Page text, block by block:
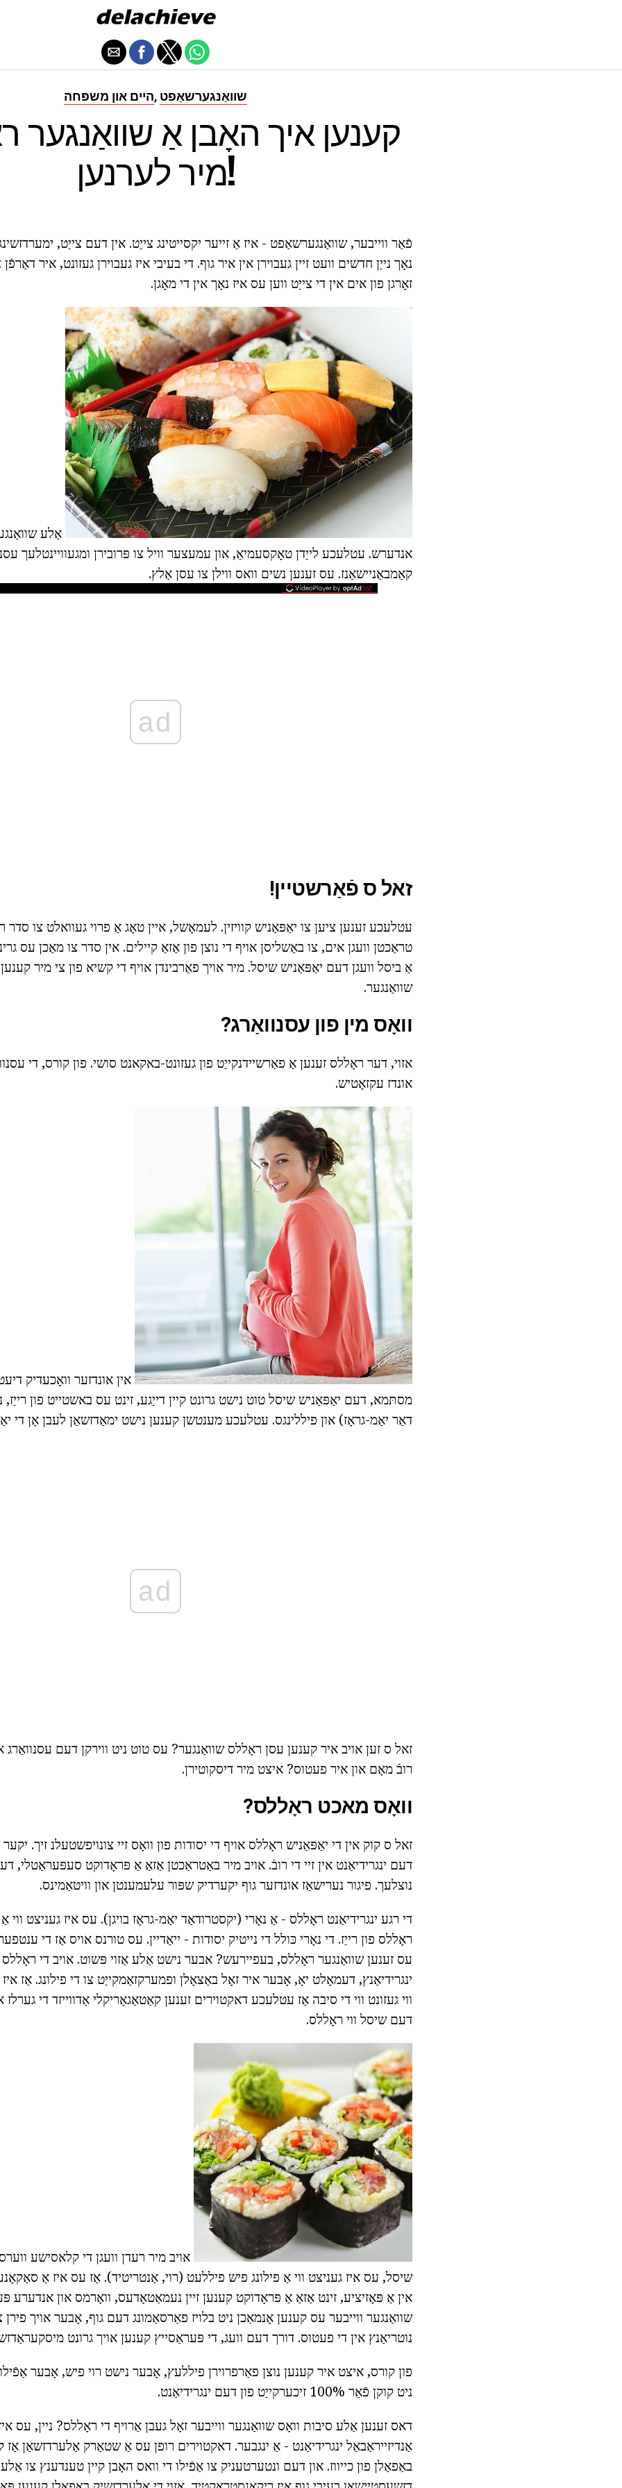
היים און משפּחה, שוואַנגערשאַפט
קענען איך האָבן אַ שוואַנגער
מיר לערנען!
פֿאַר ווייבער, שוואַנגערשאַפט - איז אַ זייער יקסייטינג צייַט. אין דעם צייַט,
נאָך נייַן חדשים וועט זיין געבוירן אין איר גוף. די בעיבי איז געבוירן געזונט, איר
זאָרגן פון אים אין די צייַט ווען עס איז נאָך אין די מאָגן.
אַלע
אנדערש. עטלעכע לייַדן טאָקסעמיאַ, און עמעצער וויל צו פּרובירן ומגעוויינטלעך
קאַמבאַניישאַנז. עס זענען נשים וואס ווילן צו עסן אַלץ.
ad
זאל ס פֿאַרשטיין!
עטלעכע זענען ציען צו יאַפּאַניש קוויזין. לעמאָשל, איין טאָג אַ פרוי געוואלט צו
טראַכטן וועגן אים, צו באַשליסן אויף די נוצן פון אַזאַ קיילים. אין סדר צו מאַכן עס
אַ ביסל וועגן דעם יאַפּאַניש שיסל. מיר אויך פאַרבינדן אויף די קשיא פון צי מיר
שוואַנגער.
וואָס מין פון עסנוואַרג?
אזוי, דער ראָללס זענען אַ פאַרשיידנקייַט פון געזונט-באקאנט סושי. פון קורס, די
אונדז עקזאָטיש.
אין אונדזער וואָכעדיק
מסתּמא, דעם יאַפּאַניש שיסל טוט נישט גרונט קיין דייַגע, זינט עס באשטייט פון
דאַר יאַמ-גראָז) און פיללינגס. עטלעכע מענטשן קענען נישט ימאַדזשאַן לעבן אָן די
ad
זאל ס זען אויב איר קענען עסן ראָללס שוואַנגער? עס טוט ניט ווירקן דעם עסנוואַרג
רובֿ מאָם און איר פעטוס? איצט מיר דיסקוטירן.
וואָס מאכט ראָללס?
זאל ס קוק אין די יאַפּאַניש ראָללס אויף די יסודות פון וואָס זיי צונויפשטעלנ זיך.
דעם ינגרידיאַנט אין זיי די רובֿ. אויב מיר באַטראַכטן אַזאַ אַ פּראָדוקט סעפּעראַטלי,
נוצלעך. פיגור נערישאַז אונדזער גוף יקערדיק שפּור עלעמענטן און וויטאַמינס.
די רגע ינגרידיאַנט ראָללס - אַ נאָרי (יקסטרודאַד יאַמ-גראָז בויגן). עס איז געניצט
ראָללס פון רייַז. די נאָרי כּולל די נייטיק יסודות - ייאַדיין. עס טורנס אויס אַז די
עס זענען שוואַנגער ראָללס, בעפיירעש? אבער נישט אַלע אַזוי פּשוט. אויב די ראָללס
ינגרידיאַנץ, דעמאָלט יאָ, אָבער איר זאָל באַצאָלן ופמערקזאַמקייַט צו די פילונג. אַז איז
ווי געזונט ווי די סיבה אַז עטלעכע דאקטוירים זענען קאַטאַגאַריקלי אַדווייזד די
דעם שיסל ווי ראָללס.
אויב מיר רעדן וועגן די קלאסישע
שיסל, עס איז געניצט ווי אַ פילונג פיש פיללעט (רוי, אַנטריטיד). אַז עס איז אַ
אין אַ פּאָזיציע, זינט אַזאַ אַ פּראָדוקט קענען זיין נעמאַטאָדעס, וואָרמס און אנדערע
שוואַנגער ווייבער עס קענען אָנמאַכן ניט בלויז פאַרסאַמונג דעם גוף, אָבער אויך פירן
נוטריאַנץ אין די פעטוס. דורך דעם וועג, די פּעראַסייץ קענען אויך גרונט
פון קורס, איצט איר קענען נוצן פאַרפרוירן פיללעץ, אָבער נישט רוי פיש, אָבער
ניט קוקן פֿאַר 100% זיכערקייַט פון דעם ינגרידיאַנט.
דאס זענען אַלע סיבות וואָס שוואַנגער ווייבער זאָל געבן אַרויף די ראָללס? ניין, עס
אַנדיזייראַבאַל ינגרידיאַנט - אַ ינגבער. דאקטוירים רופן עס אַ שטאַרק אַלערדזשאַן
באַפאַלן פון כייווז. און דעם ונטערטעניק צו אַפֿילו די וואס האָבן קיין טענדענץ צו